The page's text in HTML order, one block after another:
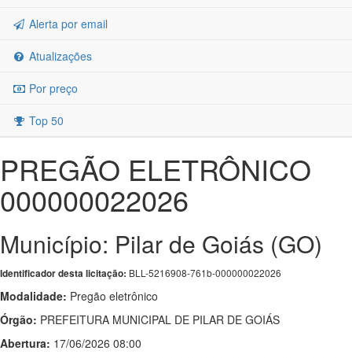
Alerta por email
Atualizações
Por preço
Top 50
PREGÃO ELETRÔNICO
000000022026
Município: Pilar de Goiás (GO)
Identificador desta licitação: BLL-5216908-761b-000000022026
Modalidade: Pregão eletrônico
Órgão: PREFEITURA MUNICIPAL DE PILAR DE GOIÁS
Abertura: 17/06/2026 08:00